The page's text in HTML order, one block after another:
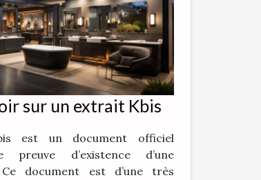
sur un extrait Kbis
est un document officiel
preuve d’existence d’une
document est d’une très